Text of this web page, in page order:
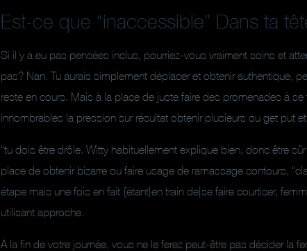
Est-ce que “inaccessible” Dans ta
Si il y a eu pas pensées inclus, pourriez-vous vraiment soins et
pas? Nan. Tu aurais simplement déplacer et obtenir authentique,
reste en cours. Mais à la place de juste faire des promenades à
innombrables la pression sur résultat obtenir plusieurs ou get put
“tu dois être drôle. Witty habituellement explique bien, donc être
place de obtenir bizarre ou faire usage de ramassage contours,
étape mais une fois en fait {étant|en train de|se faire courtiser,
utilisant approche.
À la fin de votre journée, vous ne le ferez peut-être pas décider la